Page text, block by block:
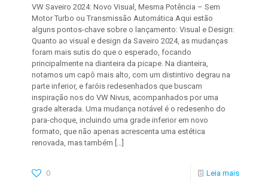
VW Saveiro 2024: Novo Visual, Mesma Potência – Sem
Motor Turbo ou Transmissão Automática Aqui estão
alguns pontos-chave sobre o lançamento: Visual e Design:
Quanto ao visual e design da Saveiro 2024, as mudanças
foram mais sutis do que o esperado, focando
principalmente na dianteira da picape. Na dianteira,
notamos um capô mais alto, com um distintivo degrau na
parte inferior, e faróis redesenhados que buscam
inspiração nos do VW Nivus, acompanhados por uma
grade alterada. Uma mudança notável é o redesenho do
para-choque, incluindo uma grade inferior em novo
formato, que não apenas acrescenta uma estética
renovada, mas também […]
0 Leia mais